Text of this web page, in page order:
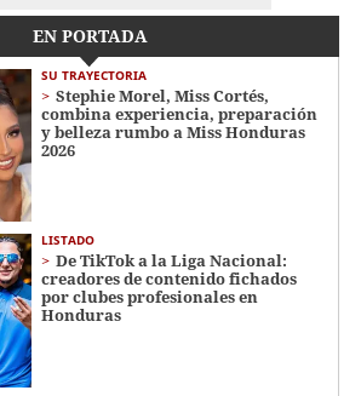
EN PORTADA
SU TRAYECTORIA
Stephie Morel, Miss Cortés,
combina experiencia, preparación
y belleza rumbo a Miss Honduras
2026
LISTADO
De TikTok a la Liga Nacional:
creadores de contenido fichados
por clubes profesionales en
Honduras